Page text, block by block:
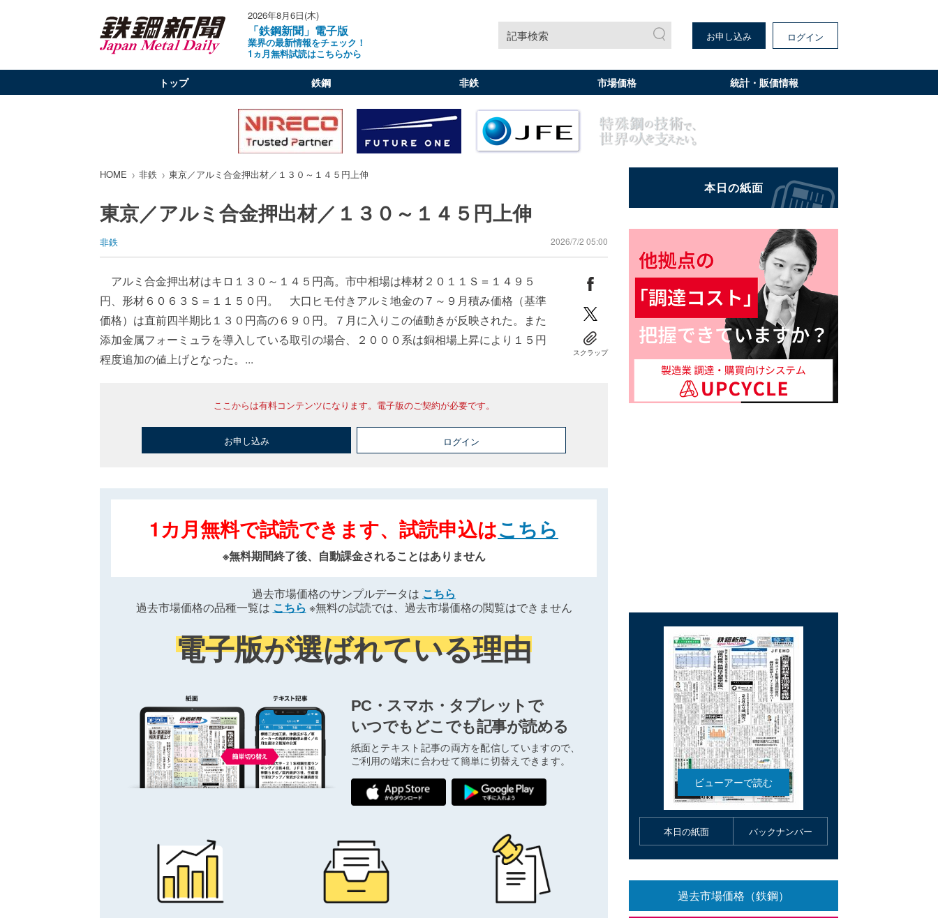
2026年8月6日(木)
「鉄鋼新聞」電子版
業界の最新情報をチェック！
1ヵ月無料試読はこちらから
記事検索 お申し込み ログイン
トップ 鉄鋼 非鉄 市場価格 統計・販価情報
HOME 非鉄 東京／アルミ合金押出材／１３０～１４５円上伸
東京／アルミ合金押出材／１３０～１４５円上伸
非鉄 2026/7/2 05:00
アルミ合金押出材はキロ１３０～１４５円高。市中相場は棒材２０１１Ｓ＝１４９５
円、形材６０６３Ｓ＝１１５０円。 大口ヒモ付きアルミ地金の７～９月積み価格（基準
価格）は直前四半期比１３０円高の６９０円。７月に入りこの値動きが反映された。また
添加金属フォーミュラを導入している取引の場合、２０００系は銅相場上昇により１５円
程度追加の値上げとなった。...
スクラップ
ここからは有料コンテンツになります。電子版のご契約が必要です。
お申し込み ログイン
1カ月無料で試読できます、試読申込はこちら
※無料期間終了後、自動課金されることはありません
過去市場価格のサンプルデータは こちら
過去市場価格の品種一覧は こちら ※無料の試読では、過去市場価格の閲覧はできません
電子版が選ばれている理由
PC・スマホ・タブレットで
いつでもどこでも記事が読める
紙面とテキスト記事の両方を配信していますので、
ご利用の端末に合わせて簡単に切替えできます。
本日の紙面 バックナンバー
過去市場価格（鉄鋼）